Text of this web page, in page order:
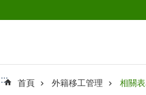
::: 首頁 外籍移工管理 相關